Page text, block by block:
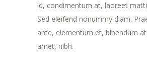
id, condimentum at, laoreet
Sed eleifend nonummy diam.
ante, elementum et, bibendum
amet, nibh.